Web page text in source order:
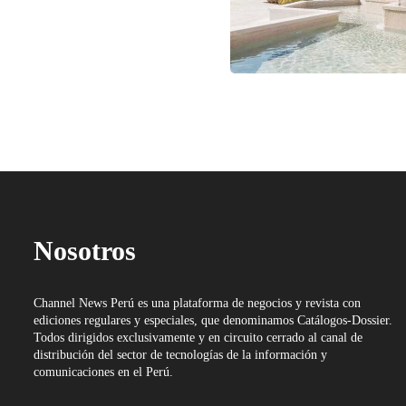
Nosotros
Channel News Perú es una plataforma de negocios y revista con
ediciones regulares y especiales, que denominamos Catálogos-Dossier.
Todos dirigidos exclusivamente y en circuito cerrado al canal de
distribución del sector de tecnologías de la información y
comunicaciones en el Perú.